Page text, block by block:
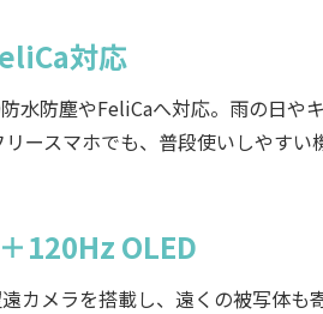
対応
水防塵やFeliCaへ対応。雨の日や
ースマホでも、普段使いしやすい
120Hz OLED
カメラを搭載し、遠くの被写体も